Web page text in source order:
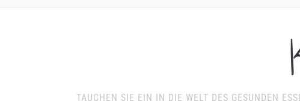
TAUCHEN SIE EIN IN DIE WELT DES GESUNDEN